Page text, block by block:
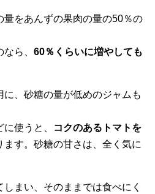
をあんずの果肉の量の50％の
ら、 60％くらいに増やしても
、砂糖の量が低めのジャムも
使うと、
コクのあるトマトを
ます。砂糖の甘さは、全く気に
まい、そのままでは食べにく